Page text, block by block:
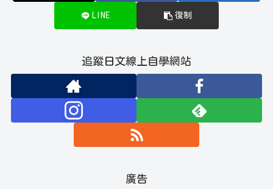
LINE 復制
追蹤日文線上自學網站
廣告